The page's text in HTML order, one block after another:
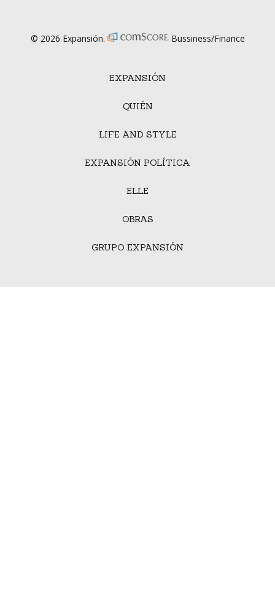
EXPANSIÓN
QUIÉN
LIFE AND STYLE
EXPANSIÓN POLÍTICA
ELLE
OBRAS
GRUPO EXPANSIÓN
© 2026 Expansión. Bussiness/Finance